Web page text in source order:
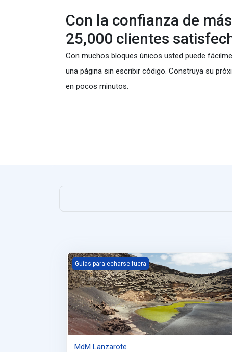
Con la confianza de
25,000 clientes
Con muchos bloques únicos usted puede
una página sin escribir código. Construya su
en pocos minutos.
MdM Lanzarote
Guías para echarse fuera
MdM Lanzarote